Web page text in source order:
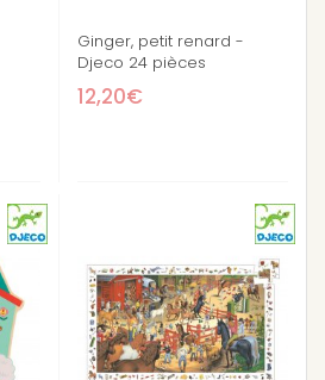
Ginger, petit renard -
Djeco 24 pièces
12,20€